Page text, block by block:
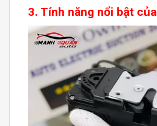
3. Tính năng nổi bật của